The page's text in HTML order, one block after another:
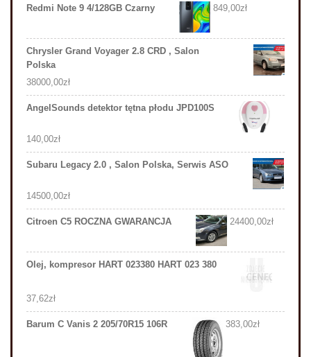
Redmi Note 9 4/128GB Czarny 849,00zł
Chrysler Grand Voyager 2.8 CRD , Salon
Polska
38000,00zł
AngelSounds detektor tętna płodu JPD100S
140,00zł
Subaru Legacy 2.0 , Salon Polska, Serwis ASO
14500,00zł
Citroen C5 ROCZNA GWARANCJA 24400,00zł
Olej, kompresor HART 023380 HART 023 380
37,62zł
Barum C Vanis 2 205/70R15 106R 383,00zł